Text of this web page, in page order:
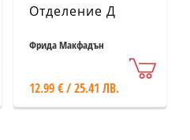
Отделение Д
Фрида Макфадън
12.99 € / 25.41 ЛВ.